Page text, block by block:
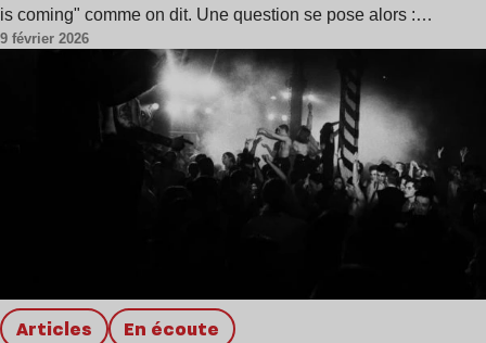
is coming" comme on dit. Une question se pose alors :…
9 février 2026
Articles en écoute